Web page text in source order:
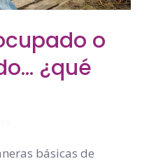
o
¿qué
básicas de